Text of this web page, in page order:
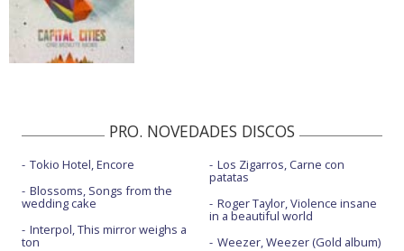
PRO. NOVEDADES DISCOS
Tokio Hotel, Encore
Blossoms, Songs from the
wedding cake
Interpol, This mirror weighs a
ton
Los Zigarros, Carne con
patatas
Roger Taylor, Violence insane
in a beautiful world
Weezer, Weezer (Gold album)